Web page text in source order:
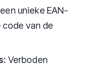
unieke EAN-
code van de
Verboden